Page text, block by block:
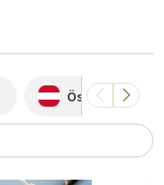
Österreich